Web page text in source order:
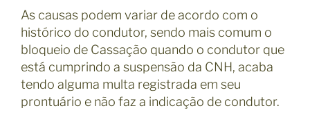
As causas podem variar de acordo com o
histórico do condutor, sendo mais comum o
bloqueio de Cassação quando o condutor que
está cumprindo a suspensão da CNH, acaba
tendo alguma multa registrada em seu
prontuário e não faz a indicação de condutor.